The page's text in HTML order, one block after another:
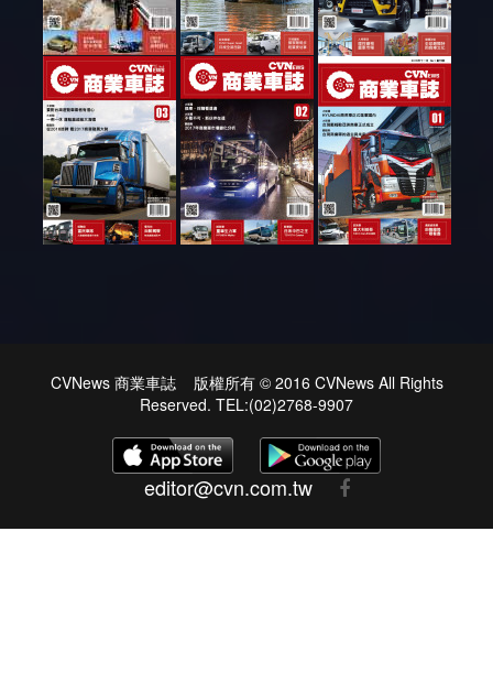
CVNews 商業車誌 版權所有 © 2016 CVNews All Rights
Reserved. TEL:(02)2768-9907
editor@cvn.com.tw